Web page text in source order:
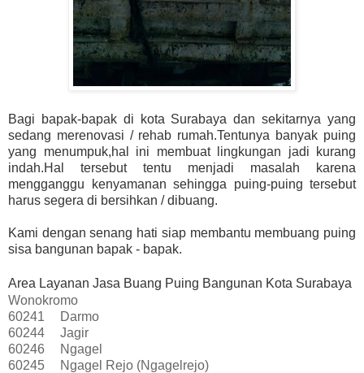
Bagi bapak-bapak di kota Surabaya dan sekitarnya yang
sedang merenovasi / rehab rumah.Tentunya banyak puing
yang menumpuk,hal ini membuat lingkungan jadi kurang
indah.Hal tersebut tentu menjadi masalah karena
mengganggu kenyamanan sehingga puing-puing tersebut
harus segera di bersihkan / dibuang.
Kami dengan senang hati siap membantu membuang puing
sisa bangunan bapak - bapak.
Area Layanan Jasa Buang Puing Bangunan Kota Surabaya
Wonokromo
60241
Darmo
60244
Jagir
60246
Ngagel
60245
Ngagel Rejo (Ngagelrejo)